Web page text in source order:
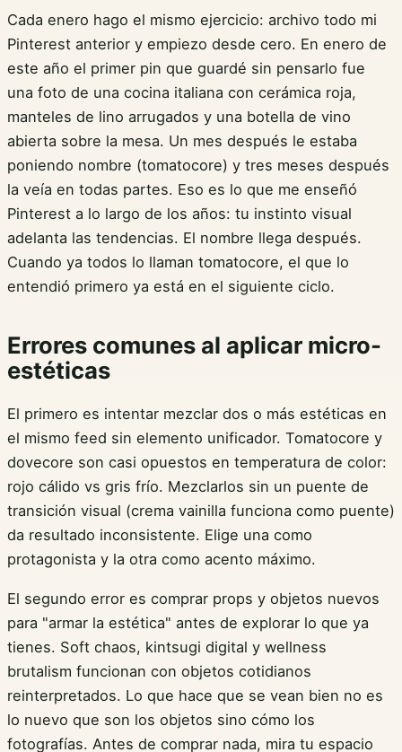
Cada enero hago el mismo ejercicio: archivo todo mi
Pinterest anterior y empiezo desde cero. En enero de
este año el primer pin que guardé sin pensarlo fue
una foto de una cocina italiana con cerámica roja,
manteles de lino arrugados y una botella de vino
abierta sobre la mesa. Un mes después le estaba
poniendo nombre (tomatocore) y tres meses después
la veía en todas partes. Eso es lo que me enseñó
Pinterest a lo largo de los años: tu instinto visual
adelanta las tendencias. El nombre llega después.
Cuando ya todos lo llaman tomatocore, el que lo
entendió primero ya está en el siguiente ciclo.
Errores comunes al aplicar micro-
estéticas
El primero es intentar mezclar dos o más estéticas en
el mismo feed sin elemento unificador. Tomatocore y
dovecore son casi opuestos en temperatura de color:
rojo cálido vs gris frío. Mezclarlos sin un puente de
transición visual (crema vainilla funciona como puente)
da resultado inconsistente. Elige una como
protagonista y la otra como acento máximo.
El segundo error es comprar props y objetos nuevos
para "armar la estética" antes de explorar lo que ya
tienes. Soft chaos, kintsugi digital y wellness
brutalism funcionan con objetos cotidianos
reinterpretados. Lo que hace que se vean bien no es
lo nuevo que son los objetos sino cómo los
fotografías. Antes de comprar nada, mira tu espacio